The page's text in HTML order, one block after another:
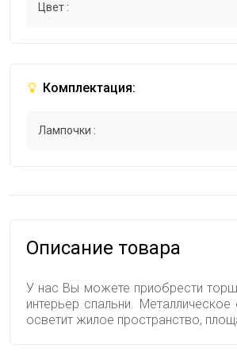
Цвет :
Комплектация:
Лампочки :
Описание товара
У нас Вы можете приобрести
интерьер спальни.
осветит жилое пространство,